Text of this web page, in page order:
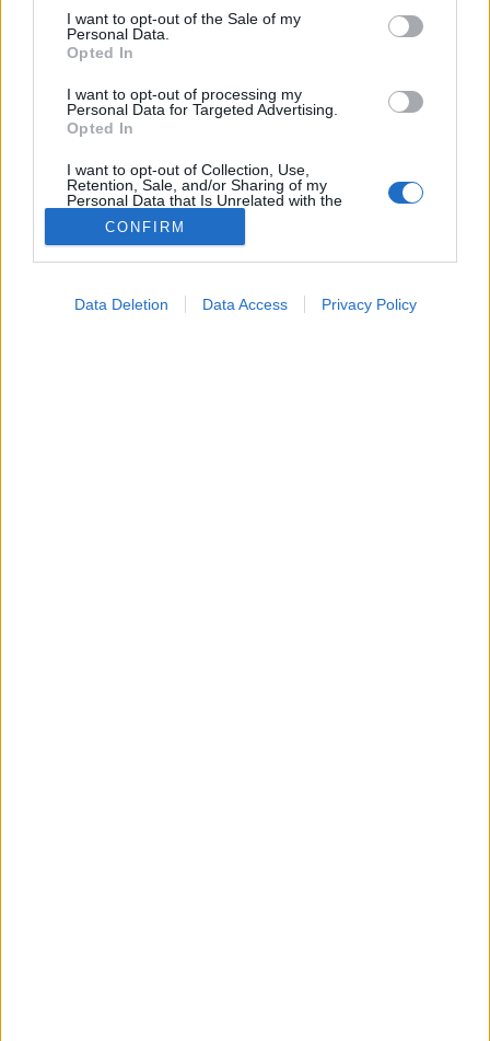
consent section.
I want to opt-out of the Sale of my
Personal Data.
Opted In
I want to opt-out of processing my
Personal Data for Targeted Advertising.
Opted In
I want to opt-out of Collection, Use,
Retention, Sale, and/or Sharing of my
Personal Data that Is Unrelated with the
Purposes for which it was collected.
Opted Out
CONFIRM
Data Deletion Data Access Privacy Policy